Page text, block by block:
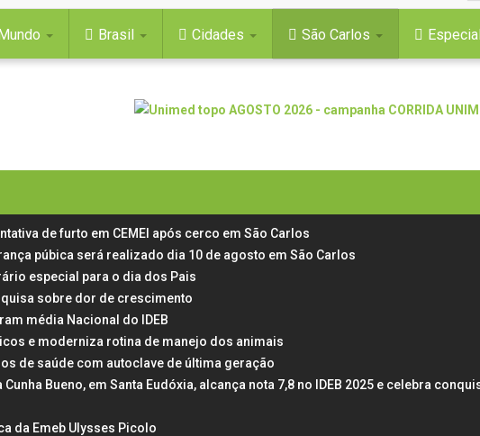
Brasil Cidades São Carlos
de furto em CEMEI após cerco em São Carlos
púbica será realizado dia 10 de agosto em São Carlos
especial para o dia dos Pais
sobre dor de crescimento
média Nacional do IDEB
e moderniza rotina de manejo dos animais
de saúde com autoclave de última geração
Bueno, em Santa Eudóxia, alcança nota 7,8 no IDEB 2025 e celebra
da Emeb Ulysses Picolo